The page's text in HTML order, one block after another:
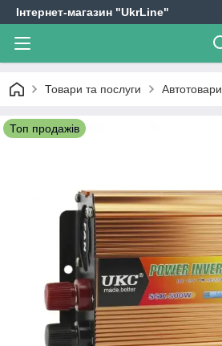
Інтернет-магазин "UkrLine"
Товари та послуги Автотовари
Топ продажів